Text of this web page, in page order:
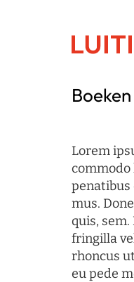
Boeken
Lorem
commodo
mus.
quis,
fringilla
rhoncus
eu pede